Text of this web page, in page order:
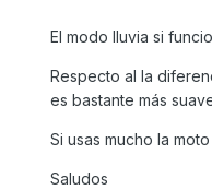
El modo lluvia si
Respecto al la
es bastante más
Si usas mucho la
Saludos